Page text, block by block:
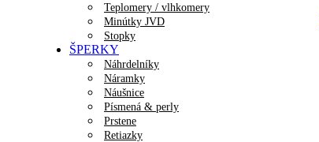
Teplomery / vlhkomery
Minútky JVD
Stopky
ŠPERKY
Náhrdelníky
Náramky
Náušnice
Písmená & perly
Prstene
Retiazky